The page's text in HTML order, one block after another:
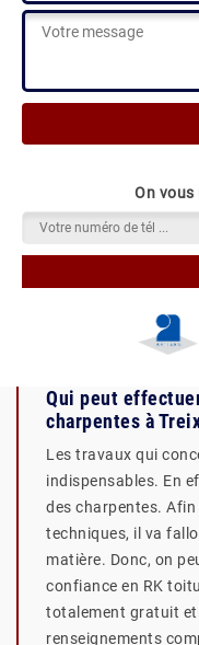
On
Qui peut
charpentes à
Les travaux qui
indispensables. En
des charpentes.
techniques, il va
matière. Donc, on
confiance en RK
totalement gratuit et
renseignements